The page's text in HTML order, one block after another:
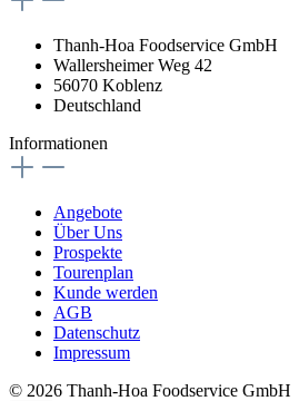
Thanh-Hoa Foodservice GmbH
Wallersheimer Weg 42
56070 Koblenz
Deutschland
Informationen
Angebote
Über Uns
Prospekte
Tourenplan
Kunde werden
AGB
Datenschutz
Impressum
© 2026 Thanh-Hoa Foodservice GmbH